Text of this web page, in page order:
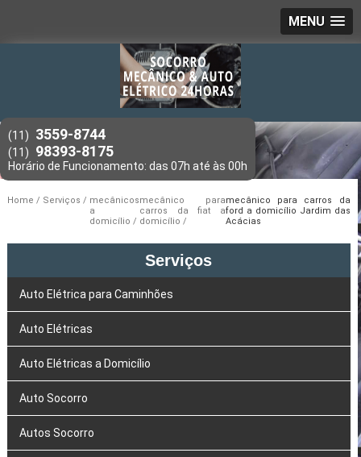
MENU
(11) 3559-8744
(11) 98393-8175
Home Serviços
mecânicos
a
domicílio
mecânico para
carros da fiat a
domicílio
mecânico para carros da
ford a domicílio Jardim das
Acácias
Serviços
Auto Elétrica para Caminhões
Auto Elétricas
Auto Elétricas a Domicílio
Auto Socorro
Autos Socorro